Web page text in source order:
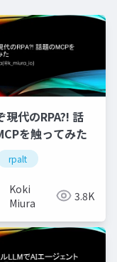
現代のRPA?! 話
を触ってみた
rpalt
Koki
Miura
3.8K